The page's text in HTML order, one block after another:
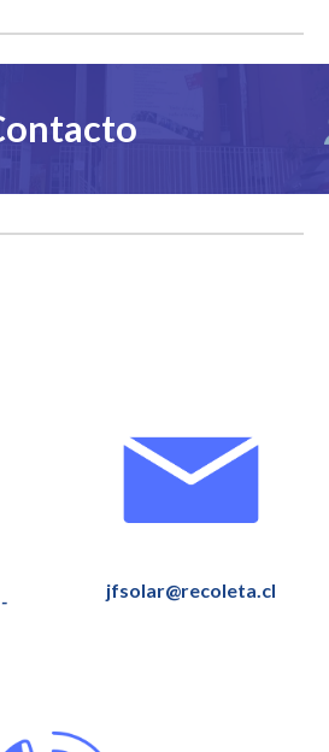
jfsolar@recoleta.cl